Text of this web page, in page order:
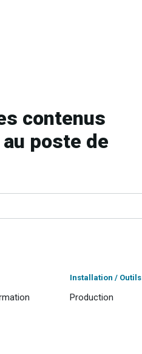
contenus
poste de
Installation / Outils
Production